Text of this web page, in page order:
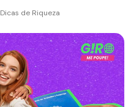
Dicas de Riqueza